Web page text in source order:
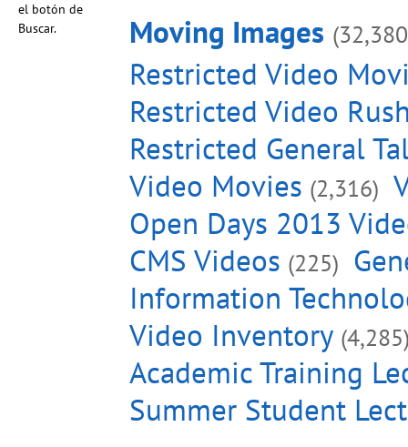
el botón de
Buscar.
Moving Images
Restricted Video
Restricted Video
Restricted General
Video Movies (2,316)
Open Days 2013
CMS Videos (225)
Information
Video Inventory
Academic Training
Summer Student